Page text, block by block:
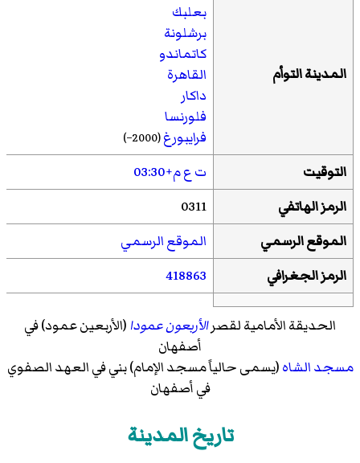
المدينة التوأم
بعلبك
برشلونة
كاتماندو
القاهرة
داكار
فلورنسا
فرايبورغ(2000–)
هافانا
حيدر آباد
ياش
إسطنبول
كوالالمبور
مدينة الكويت
لاهور
شيان
يريفان
سانت بطرسبرغ
ماراكايبو[4]
التوقيت
ت ع م+03:30
الرمز الهاتفي
0311
الموقع الرسمي
الموقع الرسمي
الرمز الجغرافي
418863
الحديقة الأمامية لقصرالأربعون عمودا (الأربعين عمود) في
أصفهان
مسجد الشاه(يسمى حالياً مسجد الإمام) بني في العهد الصفوي
في أصفهان
تاريخ المدينة